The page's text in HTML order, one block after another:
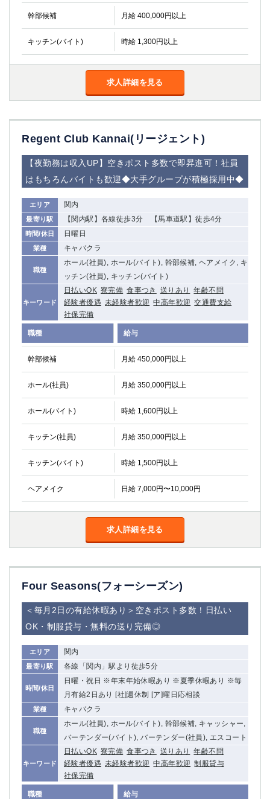
幹部候補 月給 400,000円以上
キッチン(バイト) 時給 1,300円以上
求人詳細を見る
Regent Club Kannai(リージェント)
【夜勤務は収入UP】空きポスト多数で即昇進可！社員
はもちろんバイトも歓迎◆大手グループが積極採用中◆
エリア 関内
最寄り駅 【関内駅】各線徒歩3分 【馬車道駅】徒歩4分
時間/休日 日曜日
業種 キャバクラ
職種
ホール(社員), ホール(バイト), 幹部候補, ヘアメイク, キ
ッチン(社員), キッチン(バイト)
キーワード
日払いOK 寮完備 食事つき 送りあり
年齢不問
経験者優遇 未経験者歓迎 中高年歓迎 交通費支給
社保完備
職種 給与
幹部候補 月給 450,000円以上
ホール(社員) 月給 350,000円以上
ホール(バイト) 時給 1,600円以上
キッチン(社員) 月給 350,000円以上
キッチン(バイト) 時給 1,500円以上
ヘアメイク 日給 7,000円〜10,000円
求人詳細を見る
Four Seasons(フォーシーズン)
＜毎月2日の有給休暇あり＞空きポスト多数！日払い
OK・制服貸与・無料の送り完備◎
エリア 関内
最寄り駅 各線「関内」駅より徒歩5分
時間/休日
日曜・祝日 ※年末年始休暇あり ※夏季休暇あり ※毎
月有給2日あり [社]週休制 [ア]曜日応相談
業種 キャバクラ
職種
ホール(社員), ホール(バイト), 幹部候補, キャッシャー,
バーテンダー(バイト), バーテンダー(社員), エスコート
キーワード
日払いOK 寮完備 食事つき 送りあり
年齢不問
経験者優遇 未経験者歓迎 中高年歓迎 制服貸与
社保完備
職種 給与